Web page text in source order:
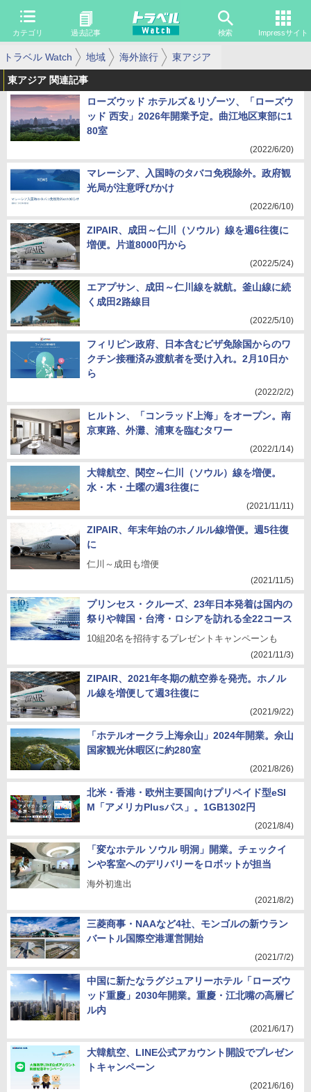
カテゴリ 過去記事 検索 Impressサイト
トラベル Watch 地域 海外旅行 東アジア
東アジア 関連記事
ローズウッド ホテルズ＆リゾーツ、「ローズウ
ッド 西安」2026年開業予定。曲江地区東部に1
80室
(2022/6/20)
マレーシア、入国時のタバコ免税除外。政府観
光局が注意呼びかけ
(2022/6/10)
ZIPAIR、成田～仁川（ソウル）線を週6往復に
増便。片道8000円から
(2022/5/24)
エアプサン、成田～仁川線を就航。釜山線に続
く成田2路線目
(2022/5/10)
フィリピン政府、日本含むビザ免除国からのワ
クチン接種済み渡航者を受け入れ。2月10日か
ら
(2022/2/2)
ヒルトン、「コンラッド上海」をオープン。南
京東路、外灘、浦東を臨むタワー
(2022/1/14)
大韓航空、関空～仁川（ソウル）線を増便。
水・木・土曜の週3往復に
(2021/11/11)
ZIPAIR、年末年始のホノルル線増便。週5往復
に
仁川～成田も増便
(2021/11/5)
プリンセス・クルーズ、23年日本発着は国内の
祭りや韓国・台湾・ロシアを訪れる全22コース
10組20名を招待するプレゼントキャンペーンも
(2021/11/3)
ZIPAIR、2021年冬期の航空券を発売。ホノル
ル線を増便して週3往復に
(2021/9/22)
「ホテルオークラ上海佘山」2024年開業。佘山
国家観光休暇区に約280室
(2021/8/26)
北米・香港・欧州主要国向けプリペイド型eSI
M「アメリカPlusパス」。1GB1302円
(2021/8/4)
「変なホテル ソウル 明洞」開業。チェックイ
ンや客室へのデリバリーをロボットが担当
海外初進出
(2021/8/2)
三菱商事・NAAなど4社、モンゴルの新ウラン
バートル国際空港運営開始
(2021/7/2)
中国に新たなラグジュアリーホテル「ローズウ
ッド重慶」2030年開業。重慶・江北嘴の高層ビ
ル内
(2021/6/17)
大韓航空、LINE公式アカウント開設でプレゼン
トキャンペーン
(2021/6/16)